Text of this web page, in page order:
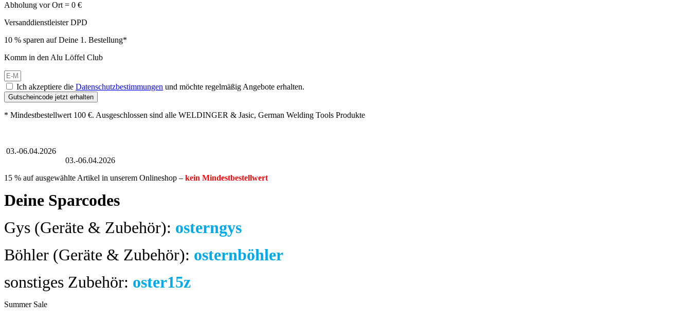
Abholung vor Ort = 0 €
Versanddienstleister DPD
10 % sparen auf Deine 1. Bestellung*
Komm in den Alu Löffel Club
Ich akzeptiere die Datenschutzbestimmungen und möchte regelmäßig Angebote erhalten.
Gutscheincode jetzt erhalten
* Mindestbestellwert 100 €. Ausgeschlossen sind alle WELDINGER & Jasic, German Welding Tools Produkte
03.-06.04.2026
03.-06.04.2026
15 % auf ausgewählte Artikel in unserem Onlineshop – kein Mindestbestellwert
Deine Sparcodes
Gys (Geräte & Zubehör): osterngys
Böhler (Geräte & Zubehör): osternböhler
sonstiges Zubehör: oster15z
Summer Sale